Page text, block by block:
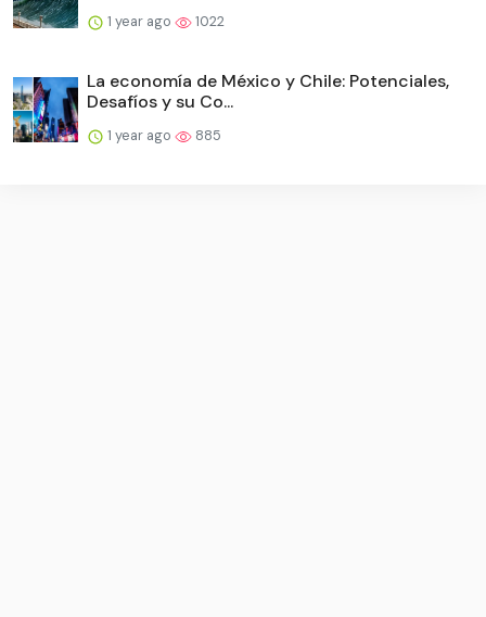
1 year ago 1022
La economía de México y Chile: Potenciales,
Desafíos y su Co...
1 year ago 885